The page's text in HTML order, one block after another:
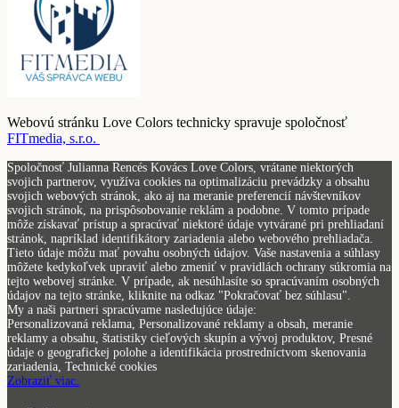
Webovú stránku Love Colors technicky spravuje spoločnosť
FITmedia, s.r.o.
Spoločnosť Julianna Rencés Kovács Love Colors, vrátane niektorých
svojich partnerov, využíva cookies na optimalizáciu prevádzky a obsahu
svojich webových stránok, ako aj na meranie preferencií návštevníkov
svojich stránok, na prispôsobovanie reklám a podobne. V tomto prípade
môže získavať prístup a spracúvať niektoré údaje vytvárané pri prehliadaní
stránok, napríklad identifikátory zariadenia alebo webového prehliadača.
Tieto údaje môžu mať povahu osobných údajov. Vaše nastavenia a súhlasy
môžete kedykoľvek upraviť alebo zmeniť v pravidlách ochrany súkromia na
tejto webovej stránke. V prípade, ak nesúhlasíte so spracúvaním osobných
údajov na tejto stránke, kliknite na odkaz "Pokračovať bez súhlasu".
My a naši partneri spracúvame nasledujúce údaje:
Personalizovaná reklama, Personalizované reklamy a obsah, meranie
reklamy a obsahu, štatistiky cieľových skupín a vývoj produktov, Presné
údaje o geografickej polohe a identifikácia prostredníctvom skenovania
zariadenia, Technické cookies
Zobraziť viac.